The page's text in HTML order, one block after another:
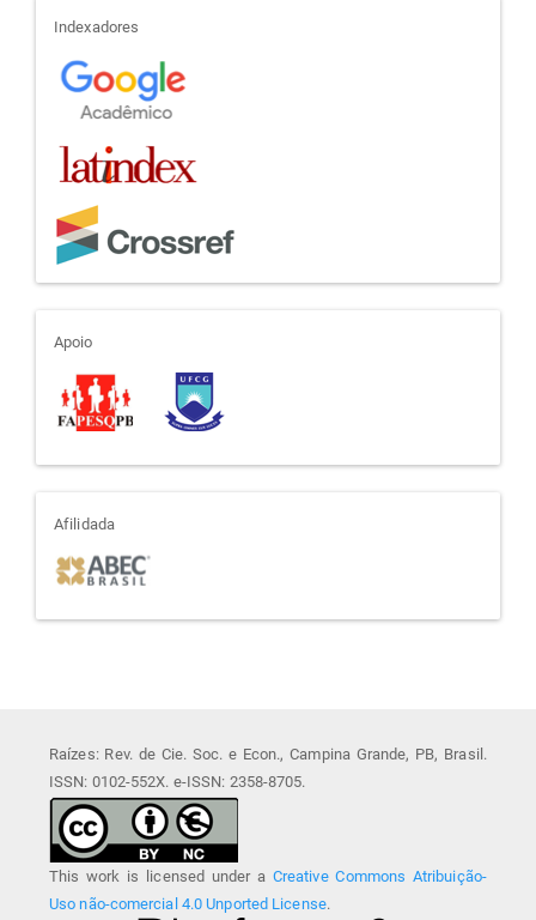
indexadores
Indexadores
apoio
Apoio
afiliada
Afilidada
Raízes: Rev. de Cie. Soc. e Econ., Campina Grande, PB, Brasil.
ISSN: 0102-552X. e-ISSN: 2358-8705.
This work is licensed under a Creative Commons Atribuição-
Uso não-comercial 4.0 Unported License.